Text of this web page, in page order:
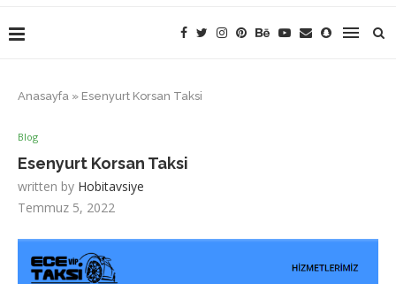
Anasayfa » Esenyurt Korsan Taksi
Blog
Esenyurt Korsan Taksi
written by Hobitavsiye
Temmuz 5, 2022